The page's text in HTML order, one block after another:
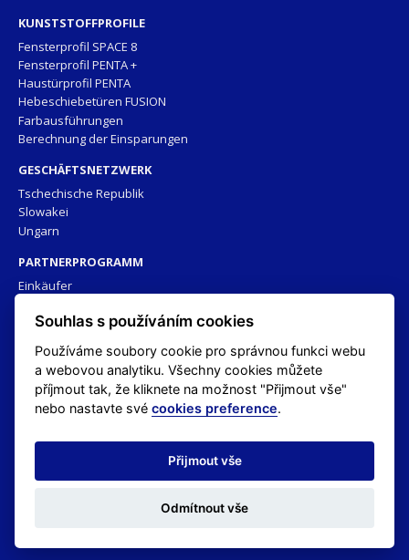
KUNSTSTOFFPROFILE
Fensterprofil SPACE 8
Fensterprofil PENTA +
Haustürprofil PENTA
Hebeschiebetüren FUSION
Farbausführungen
Berechnung der Einsparungen
GESCHÄFTSNETZWERK
Tschechische Republik
Slowakei
Ungarn
PARTNERPROGRAMM
Einkäufer
Technische Bibliothek
ÜBER UNS
Marke HORIZONT PS
Herstellerportrait
Wir bieten Ihnen
© 2016 - 2026 Horizont PS / All rights reserved
Souhlas s používáním cookies
Používáme soubory cookie pro správnou funkci webu
a webovou analytiku. Všechny cookies můžete
příjmout tak, že kliknete na možnost "Přijmout vše"
nebo nastavte svécookies preference.
Přijmout vše
Odmítnout vše